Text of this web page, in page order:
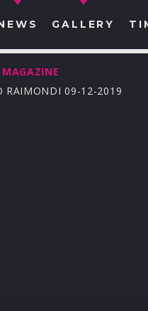
GALLERY
RAIMONDI 09-12-2019